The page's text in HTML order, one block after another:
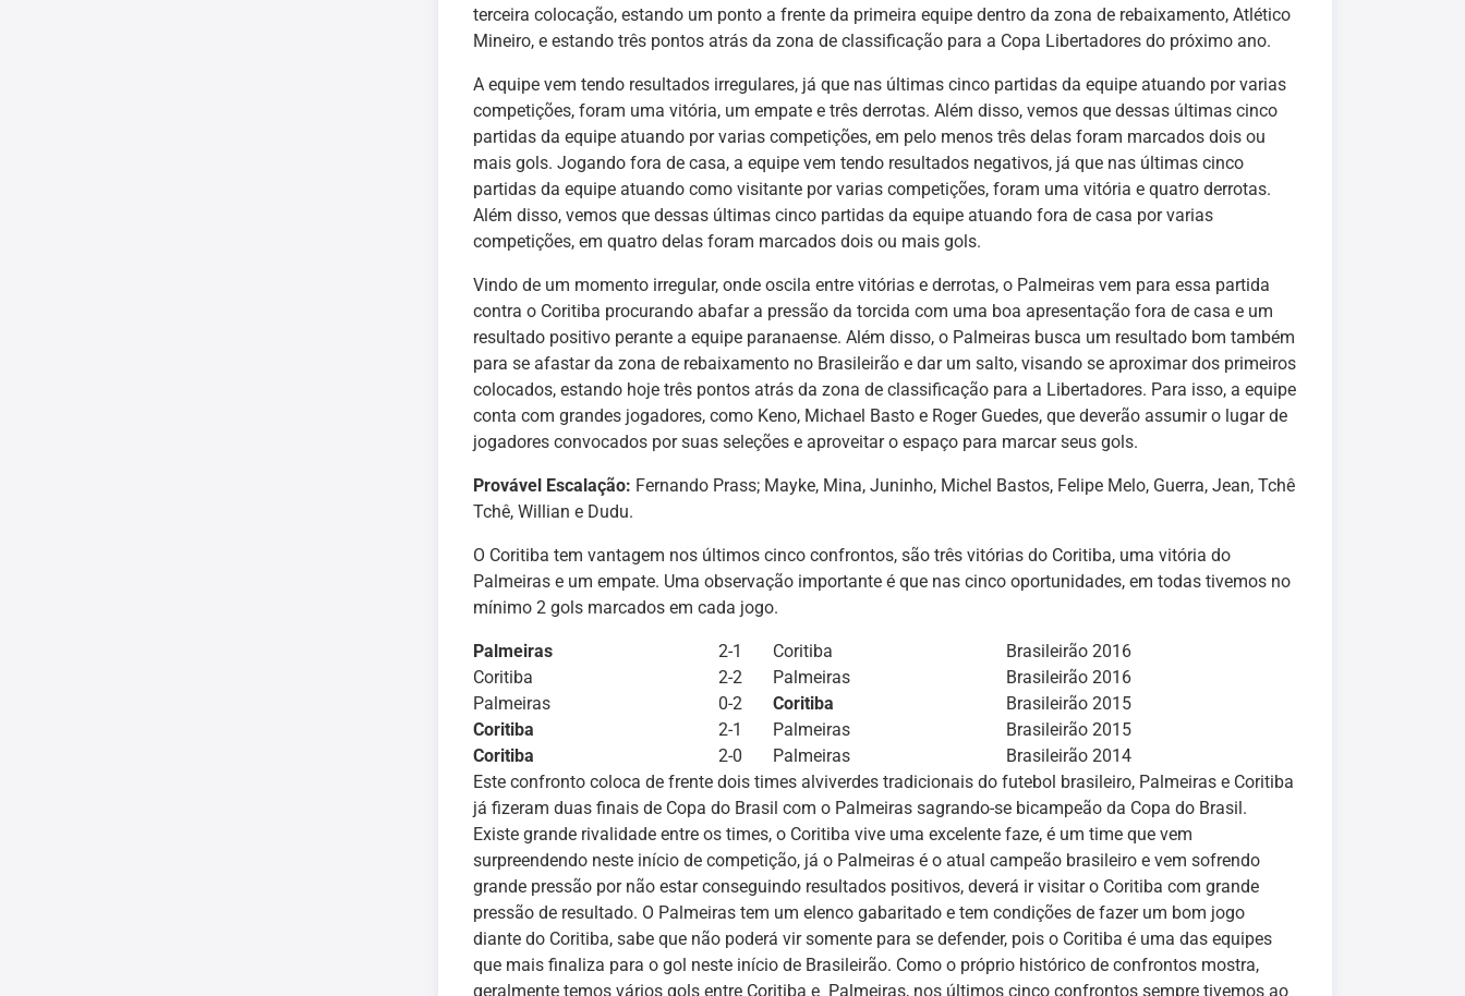
terceira colocação, estando um ponto a frente da primeira equipe dentro da zona de rebaixamento, Atlético
Mineiro, e estando três pontos atrás da zona de classificação para a Copa Libertadores do próximo ano.
A equipe vem tendo resultados irregulares, já que nas últimas cinco partidas da equipe atuando por varias
competições, foram uma vitória, um empate e três derrotas. Além disso, vemos que dessas últimas cinco
partidas da equipe atuando por varias competições, em pelo menos três delas foram marcados dois ou
mais gols. Jogando fora de casa, a equipe vem tendo resultados negativos, já que nas últimas cinco
partidas da equipe atuando como visitante por varias competições, foram uma vitória e quatro derrotas.
Além disso, vemos que dessas últimas cinco partidas da equipe atuando fora de casa por varias
competições, em quatro delas foram marcados dois ou mais gols.
Vindo de um momento irregular, onde oscila entre vitórias e derrotas, o Palmeiras vem para essa partida
contra o Coritiba procurando abafar a pressão da torcida com uma boa apresentação fora de casa e um
resultado positivo perante a equipe paranaense. Além disso, o Palmeiras busca um resultado bom também
para se afastar da zona de rebaixamento no Brasileirão e dar um salto, visando se aproximar dos primeiros
colocados, estando hoje três pontos atrás da zona de classificação para a Libertadores. Para isso, a equipe
conta com grandes jogadores, como Keno, Michael Basto e Roger Guedes, que deverão assumir o lugar de
jogadores convocados por suas seleções e aproveitar o espaço para marcar seus gols.
Provável Escalação: Fernando Prass; Mayke, Mina, Juninho, Michel Bastos, Felipe Melo, Guerra, Jean, Tchê
Tchê, Willian e Dudu.
O Coritiba tem vantagem nos últimos cinco confrontos, são três vitórias do Coritiba, uma vitória do
Palmeiras e um empate. Uma observação importante é que nas cinco oportunidades, em todas tivemos no
mínimo 2 gols marcados em cada jogo.
Palmeiras 2-1 Coritiba
Brasileirão 2016
Coritiba
2-2 Palmeiras
Brasileirão 2016
Palmeiras
0-2 Coritiba
Brasileirão 2015
Coritiba
2-1 Palmeiras
Brasileirão 2015
Coritiba
2-0 Palmeiras
Brasileirão 2014
Este confronto coloca de frente dois times alviverdes tradicionais do futebol brasileiro, Palmeiras e Coritiba
já fizeram duas finais de Copa do Brasil com o Palmeiras sagrando-se bicampeão da Copa do Brasil.
Existe grande rivalidade entre os times, o Coritiba vive uma excelente faze, é um time que vem
surpreendendo neste início de competição, já o Palmeiras é o atual campeão brasileiro e vem sofrendo
grande pressão por não estar conseguindo resultados positivos, deverá ir visitar o Coritiba com grande
pressão de resultado. O Palmeiras tem um elenco gabaritado e tem condições de fazer um bom jogo
diante do Coritiba, sabe que não poderá vir somente para se defender, pois o Coritiba é uma das equipes
que mais finaliza para o gol neste início de Brasileirão. Como o próprio histórico de confrontos mostra,
geralmente temos vários gols entre Coritiba e Palmeiras, nos últimos cinco confrontos sempre tivemos ao